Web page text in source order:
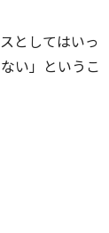
としてはいっ
い」というこ